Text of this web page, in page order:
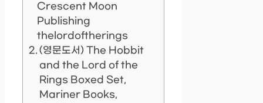
Crescent Moon
Publishing
thelordoftherings
(영문도서) The Hobbit
and the Lord of the
Rings Boxed Set,
Mariner Books,